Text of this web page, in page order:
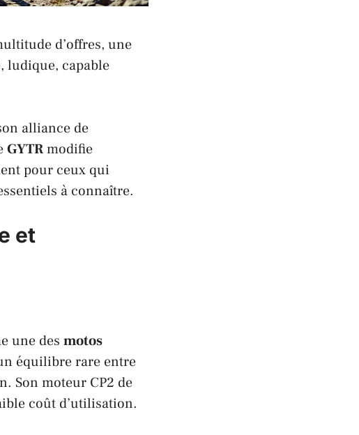
d’offres, une
ludique, capable
alliance de
GYTRmodifie
pour ceux qui
à connaître.
et
une des motos
équilibre rare entre
Son moteur CP2 de
coût d’utilisation.